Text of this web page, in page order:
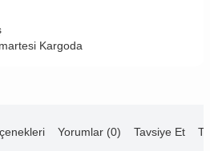
Kargoda
Yorumlar (0) Tavsiye Et